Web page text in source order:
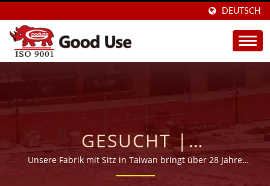
DEUTSCH
GESUCHT |
KOMPLETTSYSTEM FÜR
Unsere Fabrik mit Sitz in Taiwan bringt über 28 Jahre
Erfahrung in der Herstellung von hochwertigen